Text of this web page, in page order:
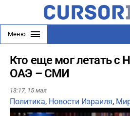
Меню
Кто еще мог летать с
ОАЭ – СМИ
13:17, 15 мая
Политика, Новости Израиля,